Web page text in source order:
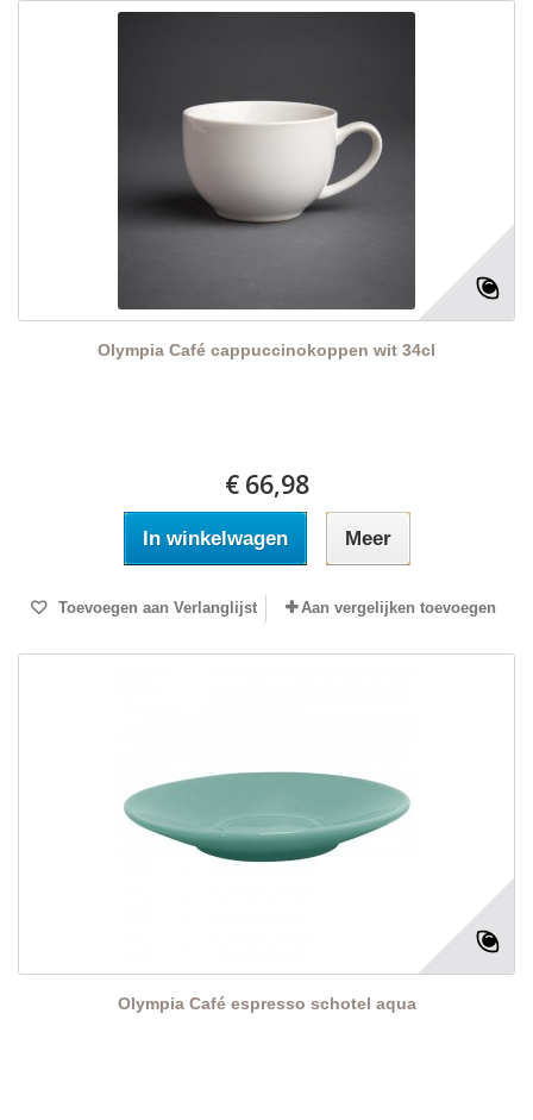
Olympia Café cappuccinokoppen wit 34cl
€ 66,98
In winkelwagen Meer
Toevoegen aan Verlanglijst Aan vergelijken toevoegen
Olympia Café espresso schotel aqua